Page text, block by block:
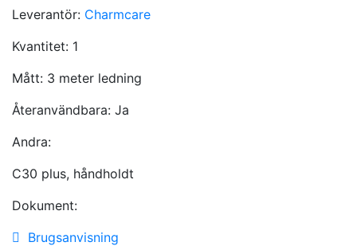
Leverantör: Charmcare
Kvantitet: 1
Mått: 3 meter ledning
Återanvändbara: Ja
Andra:
C30 plus, håndholdt
Dokument:
Brugsanvisning